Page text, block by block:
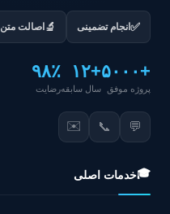
✅ انجام تضمینی 🔬 اصالت متن
+۵۰۰۰
پروژه موفق
+۱۲
سال سابقه
۹۸٪
رضایت
💬
📞
✉️
🎓خدمات اصلی